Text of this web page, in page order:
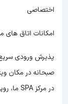
اختصاصی
امکانات اتاق های
پذیرش ورودی
در مرکز SPA ما، روپوش، دمپایی، سرویس بهداشتی اختصاصی